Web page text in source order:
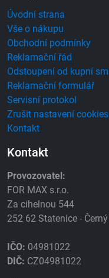
Úvodní strana
Vše o nákupu
Obchodní podmínky
Reklamační řád
Odstoupení od kupní
Reklamační formulář
Servisní protokol
Zrušit nastavení cookies
Kontakt
Kontakt
Provozovatel:
FOR MAX s.r.o.
Za cihelnou 544
252 62 Statenice -
IČO: 04981022
DIČ: CZ04981022